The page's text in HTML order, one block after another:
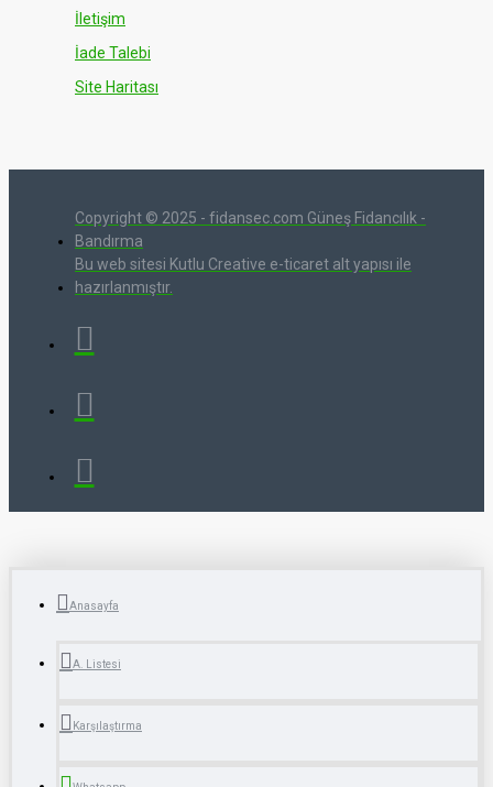
İletişim
İade Talebi
Site Haritası
Copyright © 2025 - fidansec.com Güneş Fidancılık -
Bandırma
Bu web sitesi Kutlu Creative e-ticaret alt yapısı ile
hazırlanmıştır.
Anasayfa
A. Listesi
Karşılaştırma